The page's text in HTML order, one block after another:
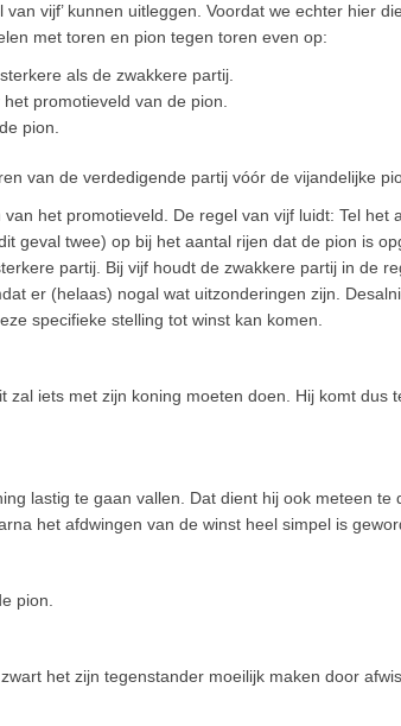
vijf’ kunnen uitleggen. Voordat we echter hier
met toren en pion tegen toren even op:
als de zwakkere partij.
promotieveld van de pion.
pion.
van de verdedigende partij vóór de vijandelijke
het promotieveld. De regel van vijf luidt: Tel het
geval twee) op bij het aantal rijen dat de pion is
partij. Bij vijf houdt de zwakkere partij in de
er (helaas) nogal wat uitzonderingen zijn.
specifieke stelling tot winst kan komen.
iets met zijn koning moeten doen. Hij komt dus
lastig te gaan vallen. Dat dient hij ook meteen te
het afdwingen van de winst heel simpel is
pion.
het zijn tegenstander moeilijk maken door